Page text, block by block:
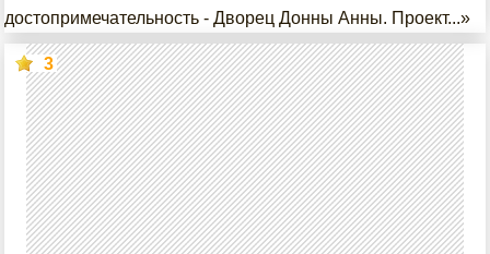
достопримечательность - Дворец Донны Анны. Проект...»
3